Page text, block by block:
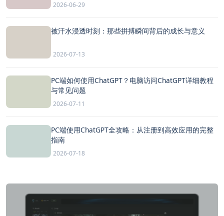
2026-06-29
被汗水浸透时刻：那些拼搏瞬间背后的成长与意义
2026-07-13
PC端如何使用ChatGPT？电脑访问ChatGPT详细教程
与常见问题
2026-07-11
PC端使用ChatGPT全攻略：从注册到高效应用的完整
指南
2026-07-18